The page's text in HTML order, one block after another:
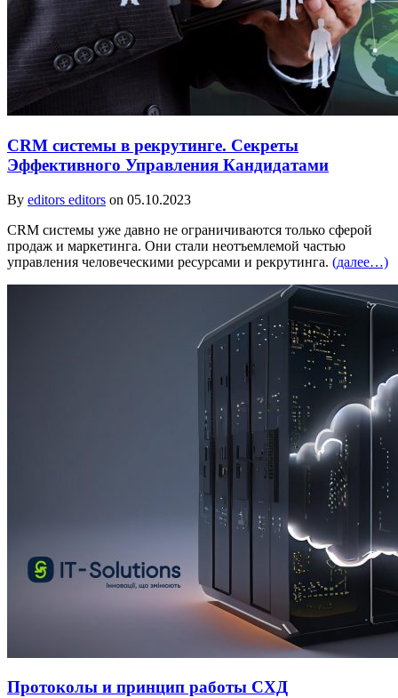
CRM системы в рекрутинге. Секреты
Эффективного Управления Кандидатами
By editors editors on 05.10.2023
CRM системы уже давно не ограничиваются только сферой
продаж и маркетинга. Они стали неотъемлемой частью
управления человеческими ресурсами и рекрутинга. (далее…)
Протоколы и принцип работы СХД